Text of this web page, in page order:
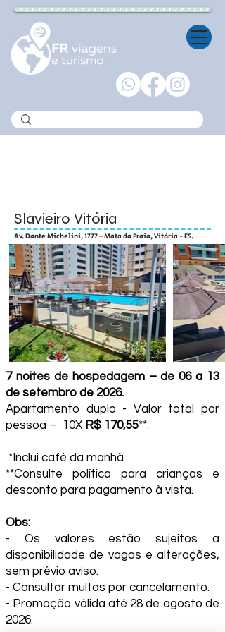
Slavieiro Vitória
Av. Dante Michelini, 1777 - Mata da Praia, Vitória - ES.
7 noites de hospedagem – de 06 a 13
de setembro de 2026.
Apartamento duplo - Valor total por
pessoa – 10X R$ 170,55**.
*Inclui café da manhã
**Consulte política para crianças e
desconto para pagamento à vista.
Obs:
- Os valores estão sujeitos a
disponibilidade de vagas e alterações,
sem prévio aviso.
- Consultar multas por cancelamento.
- Promoção válida até 28 de agosto de
2026.